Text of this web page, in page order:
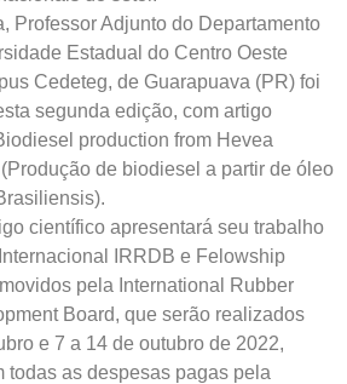
Professor Adjunto do Departamento
Estadual do Centro Oeste
Cedeteg, de Guarapuava (PR) foi
segunda edição, com artigo
production from Hevea
de biodiesel a partir de óleo
científico apresentará seu trabalho
IRRDB e Felowship
pela International Rubber
Board, que serão realizados
e 7 a 14 de outubro de 2022,
todas as despesas pagas pela